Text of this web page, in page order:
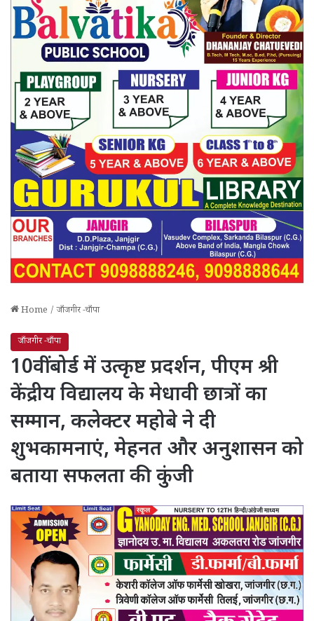
Home / जाँजगीर -चाँपा
जाँजगीर -चाँपा
10वीं बोर्ड में उत्कृष्ट प्रदर्शन, पीएम श्री
केंद्रीय विद्यालय के मेधावी छात्रों का
सम्मान, कलेक्टर महोबे ने दी
शुभकामनाएं, मेहनत और अनुशासन को
बताया सफलता की कुंजी